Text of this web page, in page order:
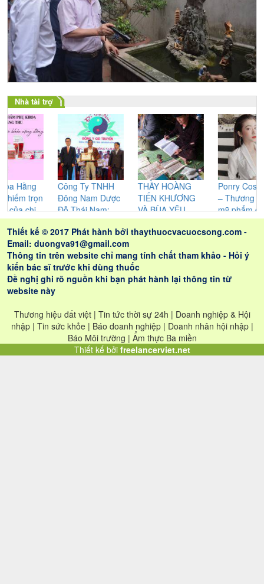
Nhà tài trợ
Công Ty TNHH
Đông Nam Dược
Đỗ Thái Nam:
Không ngừng
nghiên cứu cho
ra những sản
phẩm tốt nhất
THẦY HOÀNG
TIẾN KHƯƠNG
VÀ BÙA YÊU
CỦA NGƯỜI
CAO LAN –
NHỮNG GIÁ TRỊ
THỰC SỰ ĐEM
LẠI CHO LỨA
ĐÔI
Ponry Cosmetics
– Thương hiệu
mỹ phẩm chăm
sóc sắc đẹp được
chị em phụ nữ tin
Thiết kế © 2017 Phát hành bởi thaythuocvacuocsong.com -
Email: duongva91@gmail.com
Thông tin trên website chỉ mang tính chất tham khảo - Hỏi ý
kiến bác sĩ trước khi dùng thuốc
Đề nghị ghi rõ nguồn khi bạn phát hành lại thông tin từ
website này
Thương hiệu đất việt | Tin tức thời sự 24h | Doanh nghiệp & Hội
nhập | Tin sức khỏe | Báo doanh nghiệp | Doanh nhân hội nhập |
Báo Môi trường | Ẩm thực Ba miền
Thiết kế bởi freelancerviet.net